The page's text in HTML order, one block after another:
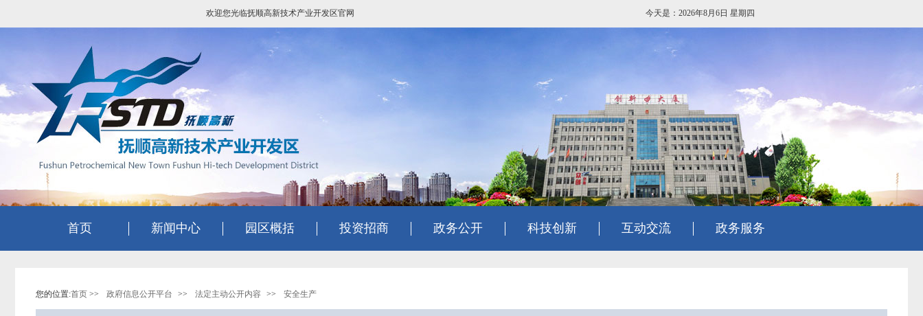
欢迎您光临抚顺高新技术产业开发区官网 今天是：2026年8月6日 星期四
首页 新闻中心 园区概括 投资招商 政务公开 科技创新 互动交流 政务服务
您的位置:首页 >> 政府信息公开平台 >> 法定主动公开内容 >> 安全生产